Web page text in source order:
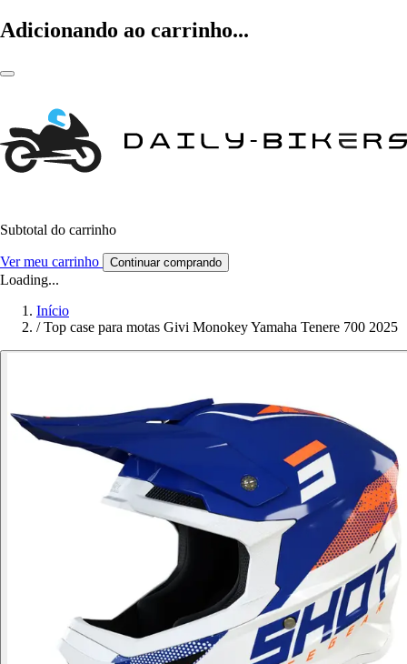
Adicionando ao carrinho...
Subtotal do carrinho
Ver meu carrinho Continuar comprando
Loading...
Início
/ Top case para motas Givi Monokey Yamaha Tenere 700 2025